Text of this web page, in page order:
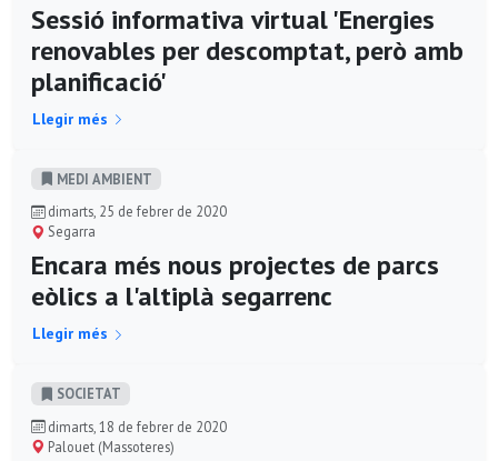
Sessió informativa virtual 'Energies
renovables per descomptat, però amb
planificació'
Llegir més
MEDI AMBIENT
dimarts, 25 de febrer de 2020
Segarra
Encara més nous projectes de parcs
eòlics a l'altiplà segarrenc
Llegir més
SOCIETAT
dimarts, 18 de febrer de 2020
Palouet (Massoteres)